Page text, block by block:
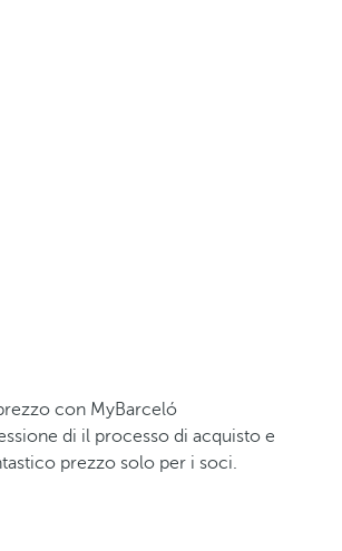
con MyBarceló
di il processo di acquisto e
prezzo solo per i soci.